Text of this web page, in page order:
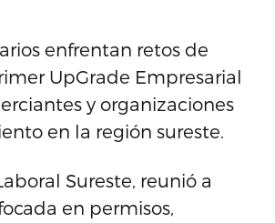
enfrentan retos de
UpGrade Empresarial
y organizaciones
en la región sureste.
Sureste, reunió a
en permisos,